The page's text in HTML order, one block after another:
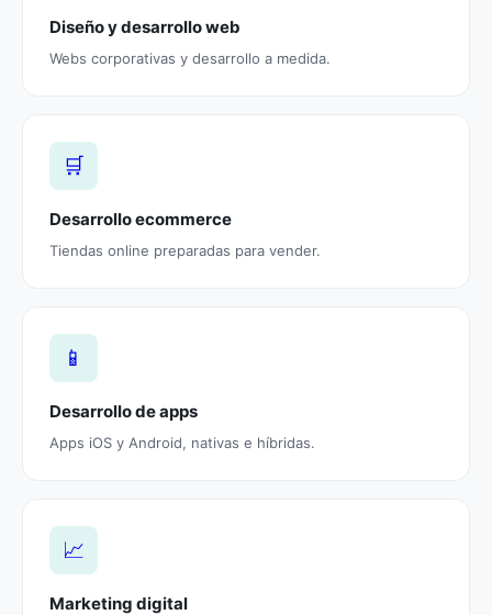
Diseño y desarrollo web
Webs corporativas y desarrollo a medida.
🛒
Desarrollo ecommerce
Tiendas online preparadas para vender.
📱
Desarrollo de apps
Apps iOS y Android, nativas e híbridas.
📈
Marketing digital